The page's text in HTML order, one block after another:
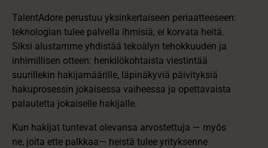
TalentAdore perustuu yksinkertaiseen periaatteeseen:
teknologian tulee palvella ihmisiä, ei korvata heitä.
Siksi alustamme yhdistää tekoälyn tehokkuuden ja
inhimillisen otteen: henkilökohtaista viestintää
suurillekin hakijamäärille, läpinäkyviä päivityksiä
hakuprosessin jokaisessa vaiheessa ja opettavaista
palautetta jokaiselle hakijalle.
Kun hakijat tuntevat olevansa arvostettuja — myös
ne, joita ette palkkaa— heistä tulee yrityksenne